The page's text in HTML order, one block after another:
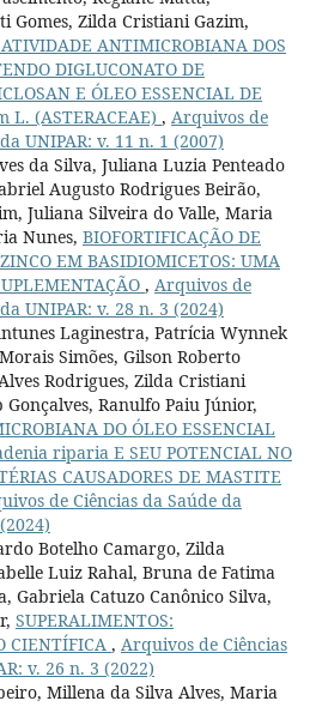
Gomes, Zilda Cristiani Gazim,
ANTIMICROBIANA DOS
DIGLUCONATO DE
E ÓLEO ESSENCIAL DE
(ASTERACEAE) , Arquivos de
UNIPAR: v. 11 n. 1 (2007)
da Silva, Juliana Luzia Penteado
Augusto Rodrigues Beirão,
Juliana Silveira do Valle, Maria
Nunes, BIOFORTIFICAÇÃO DE
EM BASIDIOMICETOS: UMA
, Arquivos de
UNIPAR: v. 28 n. 3 (2024)
Laginestra, Patrícia Wynnek
Simões, Gilson Roberto
Rodrigues, Zilda Cristiani
Ranulfo Paiu Júnior,
DO ÓLEO ESSENCIAL
riparia E SEU POTENCIAL NO
CAUSADORES DE MASTITE
de Ciências da Saúde da
Botelho Camargo, Zilda
Luiz Rahal, Bruna de Fatima
Gabriela Catuzo Canônico Silva,
SUPERALIMENTOS:
CIENTÍFICA , Arquivos de Ciências
v. 26 n. 3 (2022)
Millena da Silva Alves, Maria